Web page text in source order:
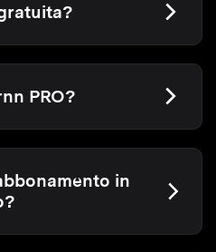
PRO?
in